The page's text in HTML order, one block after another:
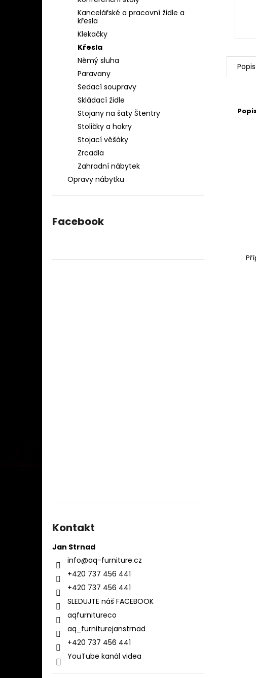
Kancelářské a pracovní židle a
křesla
Klekačky
Křesla
Němý sluha
Paravany
Sedací soupravy
Skládací židle
Stojany na šaty Štentry
Stoličky a hokry
Stojací věšáky
Zrcadla
Zahradní nábytek
Opravy nábytku
Facebook
Kontakt
Jan Strnad
info@aq-furniture.cz
+420 737 456 441
+420 737 456 441
SLEDUJTE náš FACEBOOK
aqfurnitureco
aq_furniturejanstrnad
+420 737 456 441
YouTube kanál videa
Popis
1 280 Kč